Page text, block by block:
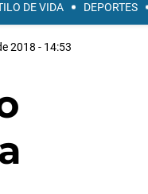
DE VIDA DEPORTES
2018 - 14:53